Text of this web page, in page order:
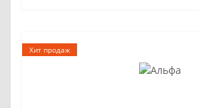
Хит продаж